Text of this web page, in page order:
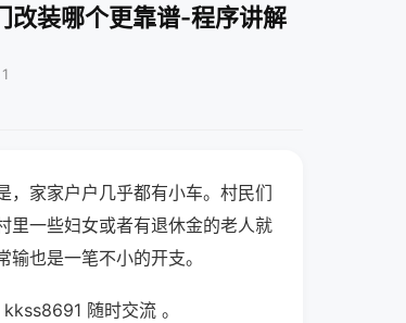
改装哪个更靠谱-程序讲解
，家家户户几乎都有小车。村民们
里一些妇女或者有退休金的老人就
也是一笔不小的开支。
随时交流 。